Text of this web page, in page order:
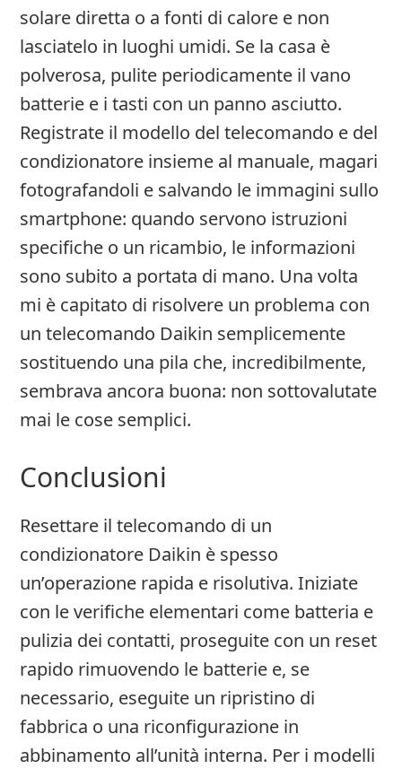
solare diretta o a fonti di calore e non
lasciatelo in luoghi umidi. Se la casa è
polverosa, pulite periodicamente il vano
batterie e i tasti con un panno asciutto.
Registrate il modello del telecomando e del
condizionatore insieme al manuale, magari
fotografandoli e salvando le immagini sullo
smartphone: quando servono istruzioni
specifiche o un ricambio, le informazioni
sono subito a portata di mano. Una volta
mi è capitato di risolvere un problema con
un telecomando Daikin semplicemente
sostituendo una pila che, incredibilmente,
sembrava ancora buona: non sottovalutate
mai le cose semplici.
Conclusioni
Resettare il telecomando di un
condizionatore Daikin è spesso
un’operazione rapida e risolutiva. Iniziate
con le verifiche elementari come batteria e
pulizia dei contatti, proseguite con un reset
rapido rimuovendo le batterie e, se
necessario, eseguite un ripristino di
fabbrica o una riconfigurazione in
abbinamento all’unità interna. Per i modelli